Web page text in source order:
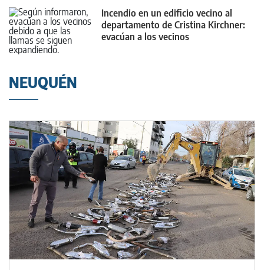
Incendio en un edificio vecino al
departamento de Cristina Kirchner:
evacúan a los vecinos
NEUQUÉN